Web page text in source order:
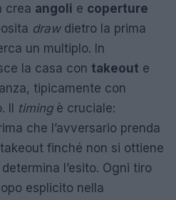
crea angoli e coperture
drawdietro la prima
un multiplo. In
la casa con takeout e
tipicamente con
Il timingè cruciale:
che l’avversario prenda
takeout finché non si ottiene
l’esito. Ogni tiro
esplicito nella